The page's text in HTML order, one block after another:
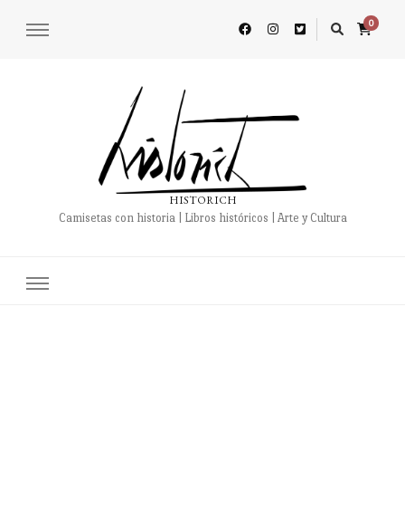
0
HISTORICH
Camisetas con historia | Libros históricos | Arte y Cultura